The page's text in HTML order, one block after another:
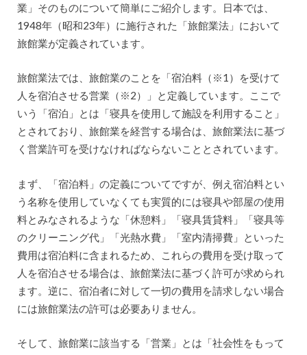
業」そのものについて簡単にご紹介します。日本では、
1948年（昭和23年）に施行された「旅館業法」において
旅館業が定義されています。
旅館業法では、旅館業のことを「宿泊料（※1）を受けて
人を宿泊させる営業（※2）」と定義しています。ここで
いう「宿泊」とは「寝具を使用して施設を利用すること」
とされており、旅館業を経営する場合は、旅館業法に基づ
く営業許可を受けなければならないこととされています。
まず、「宿泊料」の定義についてですが、例え宿泊料とい
う名称を使用していなくても実質的には寝具や部屋の使用
料とみなされるような「休憩料」「寝具賃貸料」「寝具等
のクリーニング代」「光熱水費」「室内清掃費」といった
費用は宿泊料に含まれるため、これらの費用を受け取って
人を宿泊させる場合は、旅館業法に基づく許可が求められ
ます。逆に、宿泊者に対して一切の費用を請求しない場合
には旅館業法の許可は必要ありません。
そして、旅館業に該当する「営業」とは「社会性をもって